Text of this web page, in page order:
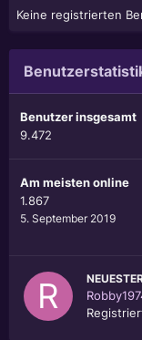
Keine registrierten
Benutzer insgesamt
9.472
Am meisten online
1.867
5. September 2019